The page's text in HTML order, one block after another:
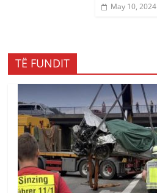
May 10, 2024
TË FUNDIT